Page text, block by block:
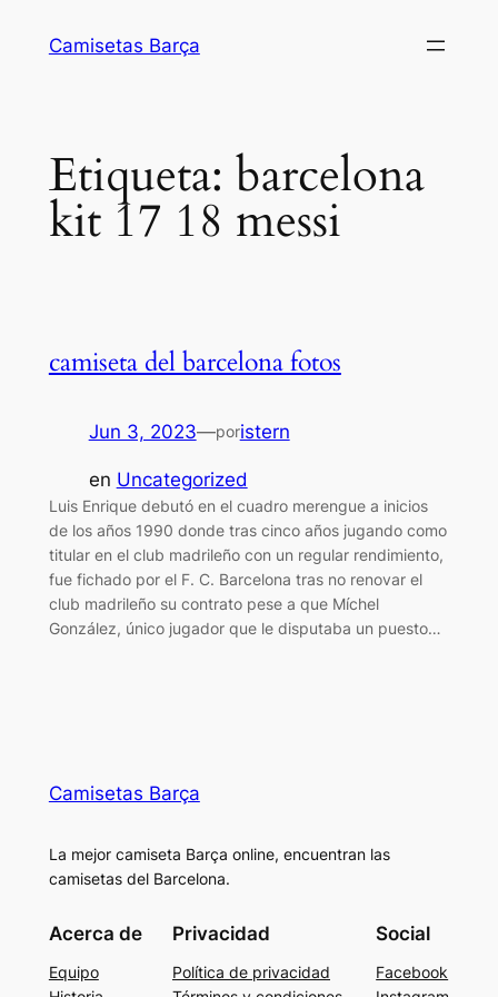
Camisetas Barça
Etiqueta: barcelona
kit 17 18 messi
camiseta del barcelona fotos
Jun 3, 2023—poristern
en Uncategorized
Luis Enrique debutó en el cuadro merengue a inicios
de los años 1990 donde tras cinco años jugando como
titular en el club madrileño con un regular rendimiento,
fue fichado por el F. C. Barcelona tras no renovar el
club madrileño su contrato pese a que Míchel
González, único jugador que le disputaba un puesto…
Camisetas Barça
La mejor camiseta Barça online, encuentran las
camisetas del Barcelona.
Acerca de
Equipo
Privacidad
Política de privacidad
Social
Facebook